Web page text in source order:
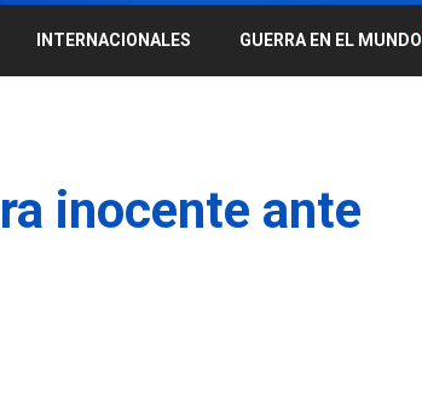
INTERNACIONALES GUERRA EN EL MUNDO
inocente ante